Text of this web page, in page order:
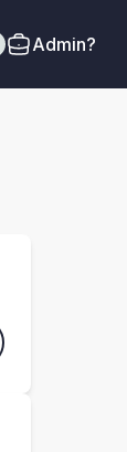
Admin?